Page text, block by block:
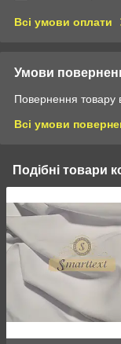
Всі умови оплати
Умови
Повернення товару
Всі умови
Подібні товари